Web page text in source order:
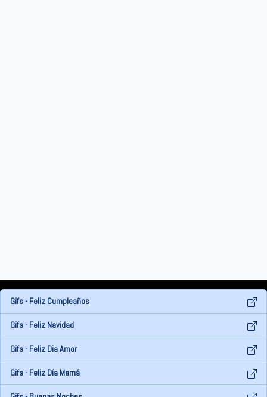
Gifs - Feliz Cumpleaños
Gifs - Feliz Navidad
Gifs - Feliz Dia Amor
Gifs - Feliz Día Mamá